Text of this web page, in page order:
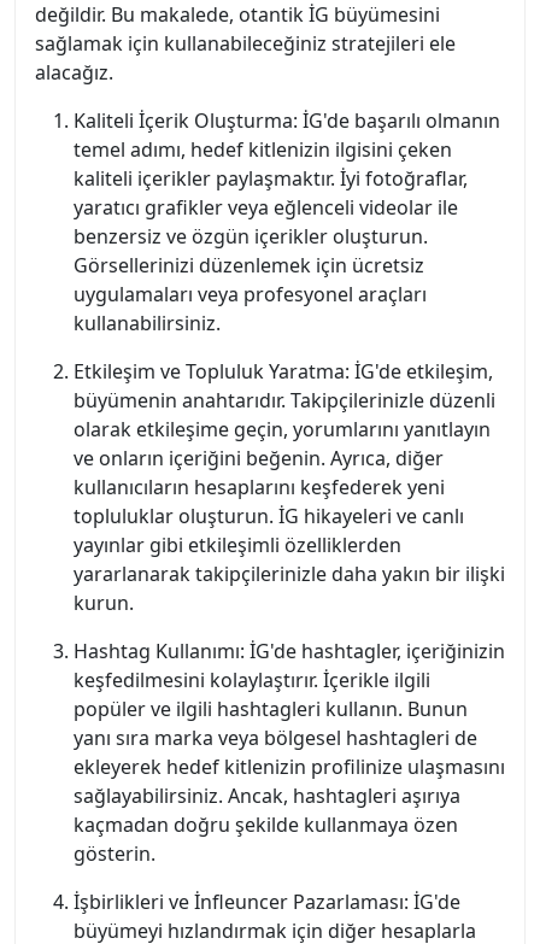
değildir. Bu makalede, otantik İG büyümesini
sağlamak için kullanabileceğiniz stratejileri ele
alacağız.
Kaliteli İçerik Oluşturma: İG'de başarılı olmanın
temel adımı, hedef kitlenizin ilgisini çeken
kaliteli içerikler paylaşmaktır. İyi fotoğraflar,
yaratıcı grafikler veya eğlenceli videolar ile
benzersiz ve özgün içerikler oluşturun.
Görsellerinizi düzenlemek için ücretsiz
uygulamaları veya profesyonel araçları
kullanabilirsiniz.
Etkileşim ve Topluluk Yaratma: İG'de etkileşim,
büyümenin anahtarıdır. Takipçilerinizle düzenli
olarak etkileşime geçin, yorumlarını yanıtlayın
ve onların içeriğini beğenin. Ayrıca, diğer
kullanıcıların hesaplarını keşfederek yeni
topluluklar oluşturun. İG hikayeleri ve canlı
yayınlar gibi etkileşimli özelliklerden
yararlanarak takipçilerinizle daha yakın bir ilişki
kurun.
Hashtag Kullanımı: İG'de hashtagler, içeriğinizin
keşfedilmesini kolaylaştırır. İçerikle ilgili
popüler ve ilgili hashtagleri kullanın. Bunun
yanı sıra marka veya bölgesel hashtagleri de
ekleyerek hedef kitlenizin profilinize ulaşmasını
sağlayabilirsiniz. Ancak, hashtagleri aşırıya
kaçmadan doğru şekilde kullanmaya özen
gösterin.
İşbirlikleri ve İnfleuncer Pazarlaması: İG'de
büyümeyi hızlandırmak için diğer hesaplarla